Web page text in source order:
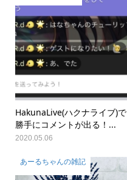
HakunaLive(ハクナライブ)で
勝手にコメントが出る！...
2020.05.06
あーるちゃんの雑記